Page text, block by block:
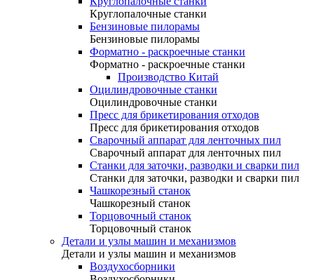
Круглопалочные станки
Бензиновые пилорамы
Бензиновые пилорамы
Форматно - раскроечные станки
Форматно - раскроечные станки
Производство Китай
Оцилиндровочные станки
Оцилиндровочные станки
Пресс для брикетирования отходов
Пресс для брикетирования отходов
Сварочный аппарат для ленточных пил
Сварочный аппарат для ленточных пил
Станки для заточки, разводки и сварки пил
Станки для заточки, разводки и сварки пил
Чашкорезный станок
Чашкорезный станок
Торцовочный станок
Торцовочный станок
Детали и узлы машин и механизмов
Детали и узлы машин и механизмов
Воздухосборники